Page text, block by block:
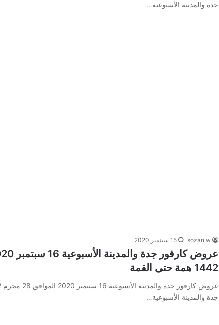
جدة والمدينة الأسبوعية…
sozan w 15 سبتمبر,2020
1442 همة حتى القمة
جدة والمدينة الأسبوعية…